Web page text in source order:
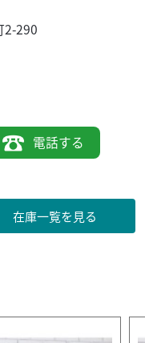
2-290
電話する
在庫一覧を見る